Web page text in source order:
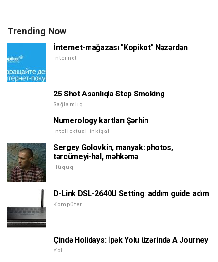
Trending Now
İnternet-mağazası "Kopikot" Nəzərdən
Internet
25 Shot Asanlıqla Stop Smoking
Sağlamlıq
Numerology kartları Şərhin
Intellektual inkişaf
Sergey Golovkin, manyak: photos,
tərcümeyi-hal, məhkəmə
Hüquq
D-Link DSL-2640U Setting: addım guide adım
Kompüter
Çində Holidays: İpək Yolu üzərində A Journey
Yol